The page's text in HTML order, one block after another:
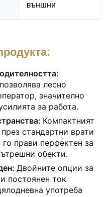
външни
лесно
значително
за работа.
Компактният
стандартни врати
прави перфектен за
обекти.
Двойните опции за
постоянен ток
употреба